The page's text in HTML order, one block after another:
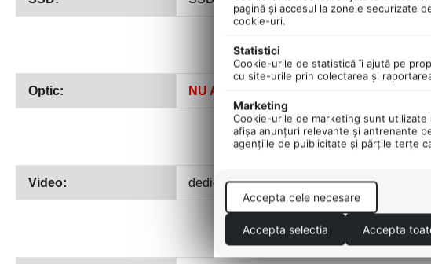
Optic: NU ARE
Video: dedicata - Nvidia RTX 4070 12Gb DDR6X
pagină şi accesul la zonele securizate
cookie-uri.
Statistici
Cookie-urile de statistică îi ajută pe
cu site-urile prin colectarea şi
Marketing
Cookie-urile de marketing sunt
afişa anunţuri relevante şi antrenante
agenţiile de puiblicitate şi părţile terţe
Accepta cele necesare
Accepta selectia Accepta